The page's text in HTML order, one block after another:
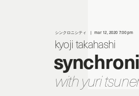
シンクロニシティ mar 12, 2020 7:00 pm
kyoji takahashi
with yuri